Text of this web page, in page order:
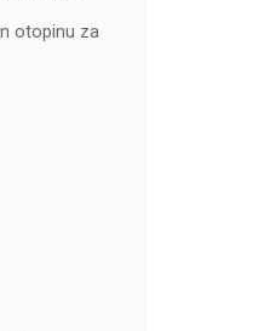
otopinu za